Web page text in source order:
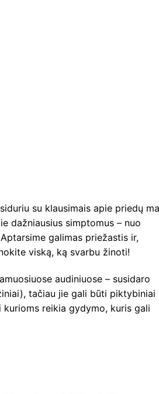
su klausimais apie priedų
dažniausius simptomus – nuo
galimas priežastis ir,
viską, ką svarbu žinoti!
audiniuose – susidaro
tačiau jie gali būti piktybiniai
reikia gydymo, kuris gali